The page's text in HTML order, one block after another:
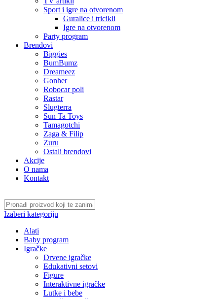
Sport i igre na otvorenom
Guralice i tricikli
Igre na otvorenom
Party program
Brendovi
Biggies
BumBumz
Dreameez
Gonher
Robocar poli
Rastar
Slugterra
Sun Ta Toys
Tamagotchi
Zaga & Filip
Zuru
Ostali brendovi
Akcije
O nama
Kontakt
Izaberi kategoriju
Alati
Baby program
Igračke
Drvene igračke
Edukativni setovi
Figure
Interaktivne igračke
Lutke i bebe